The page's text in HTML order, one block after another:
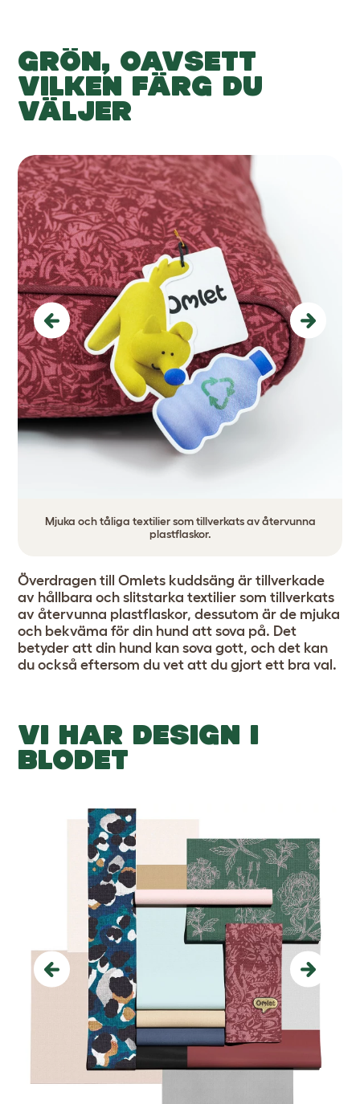
GRÖN, OAVSETT
VILKEN FÄRG DU
VÄLJER
Mjuka och tåliga textilier som tillverkats av återvunna
plastflaskor.
Previous Next
Överdragen till Omlets kuddsäng är tillverkade
av hållbara och slitstarka textilier som tillverkats
av återvunna plastflaskor, dessutom är de mjuka
och bekväma för din hund att sova på. Det
betyder att din hund kan sova gott, och det kan
du också eftersom du vet att du gjort ett bra val.
VI HAR DESIGN I
BLODET
Previous Next